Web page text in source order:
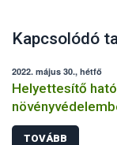
Kapcsolódó
2022. május 30., hétfő
Helyettesítő
TOVÁBB